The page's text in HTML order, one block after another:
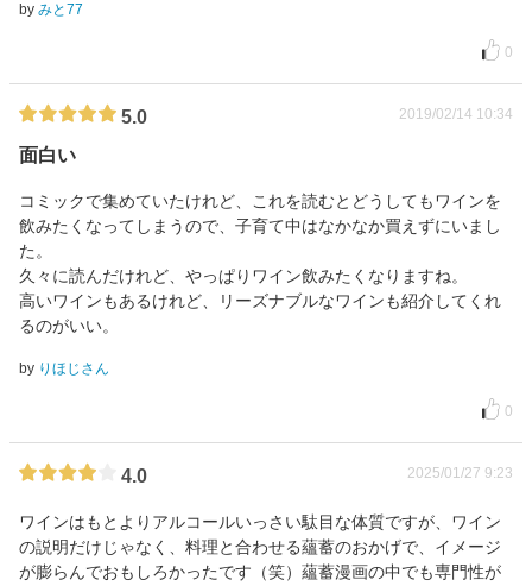
by みと77
0
5.0 2019/02/14 10:34
面白い
コミックで集めていたけれど、これを読むとどうしてもワインを
飲みたくなってしまうので、子育て中はなかなか買えずにいまし
た。
久々に読んだけれど、やっぱりワイン飲みたくなりますね。
高いワインもあるけれど、リーズナブルなワインも紹介してくれ
るのがいい。
by りほじさん
0
4.0 2025/01/27 9:23
ワインはもとよりアルコールいっさい駄目な体質ですが、ワイン
の説明だけじゃなく、料理と合わせる蘊蓄のおかげで、イメージ
が膨らんでおもしろかったです（笑）蘊蓄漫画の中でも専門性が